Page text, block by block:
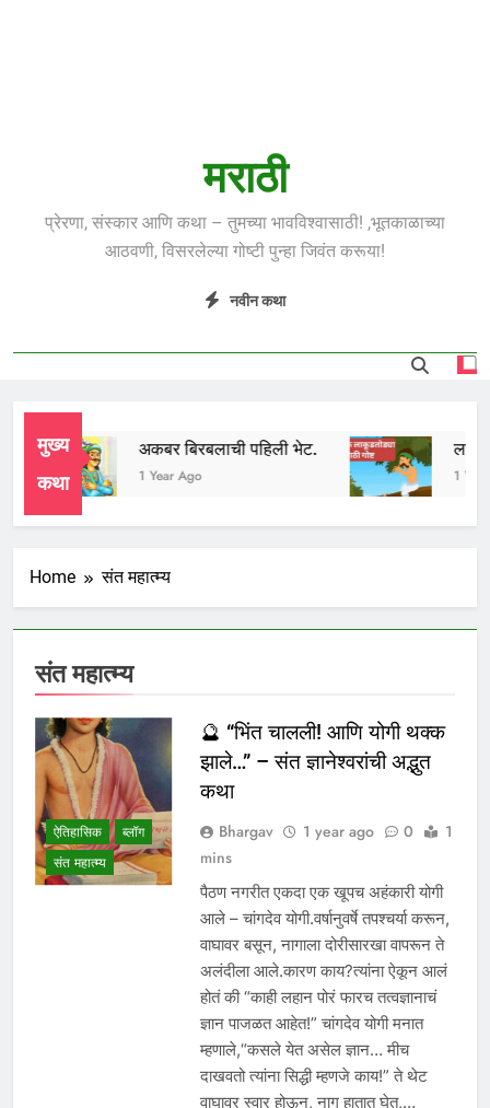
मराठी
प्रेरणा, संस्कार आणि कथा – तुमच्या भावविश्वासाठी! ,भूतकाळाच्या
आठवणी, विसरलेल्या गोष्टी पुन्हा जिवंत करूया!
नवीन कथा
मुख्य
कथा
अकबर बिरबलाची पहिली भेट.
1 Year Ago 1 Year
Home संत महात्म्य
संत महात्म्य
ऐतिहासिक
ब्लॉग
संत महात्म्य
🔮 “भिंत चालली! आणि योगी थक्क
झाले…” – संत ज्ञानेश्वरांची अद्भुत
कथा
Bhargav 1 year ago 0
1
mins
पैठण नगरीत एकदा एक खूपच अहंकारी योगी
आले – चांगदेव योगी.वर्षानुवर्षे तपश्चर्या करून,
वाघावर बसून, नागाला दोरीसारखा वापरून ते
अलंदीला आले.कारण काय?त्यांना ऐकून आलं
होतं की “काही लहान पोरं फारच तत्वज्ञानाचं
ज्ञान पाजळत आहेत!” चांगदेव योगी मनात
म्हणाले,“कसले येत असेल ज्ञान… मीच
दाखवतो त्यांना सिद्धी म्हणजे काय!” ते थेट
वाघावर स्वार होऊन, नाग हातात घेत,…